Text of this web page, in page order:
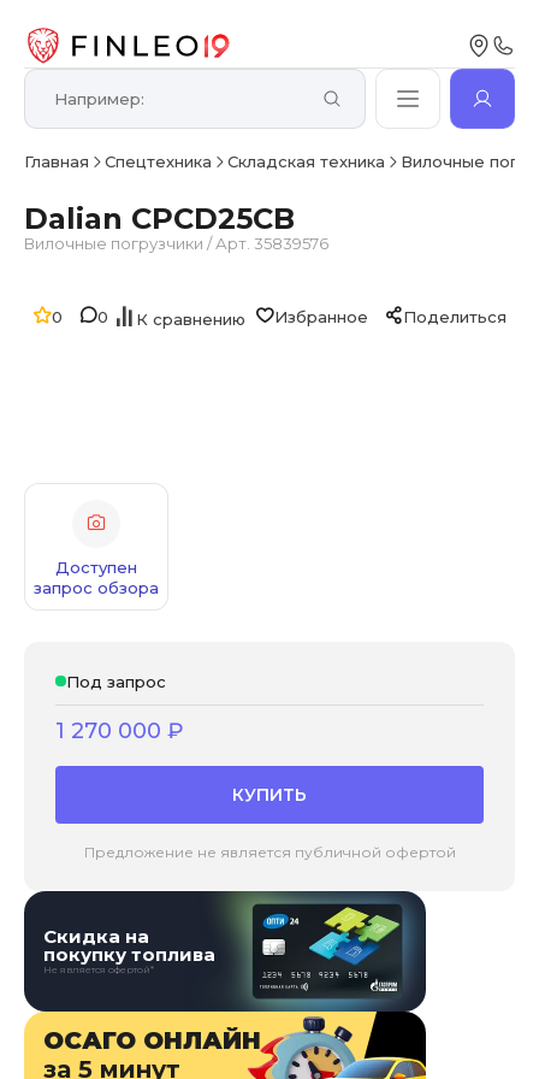
Главная Спецтехника Складская техника Вилочные
Dalian CPCD25CB
Вилочные погрузчики /Арт. 35839576
0 0 К сравнению Избранное Поделиться
Доступен
запрос обзора
Под запрос
1 270 000 ₽
КУПИТЬ
Предложение не является публичной офертой
Скидка на
покупку топлива
Не является офертой*
ОСАГО ОНЛАЙН
за 5 минут